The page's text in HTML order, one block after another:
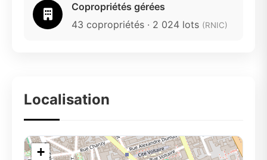
Copropriétés gérées
43 copropriétés · 2 024 lots (RNIC)
Localisation
+